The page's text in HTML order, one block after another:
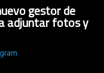
gestor de
adjuntar fotos y